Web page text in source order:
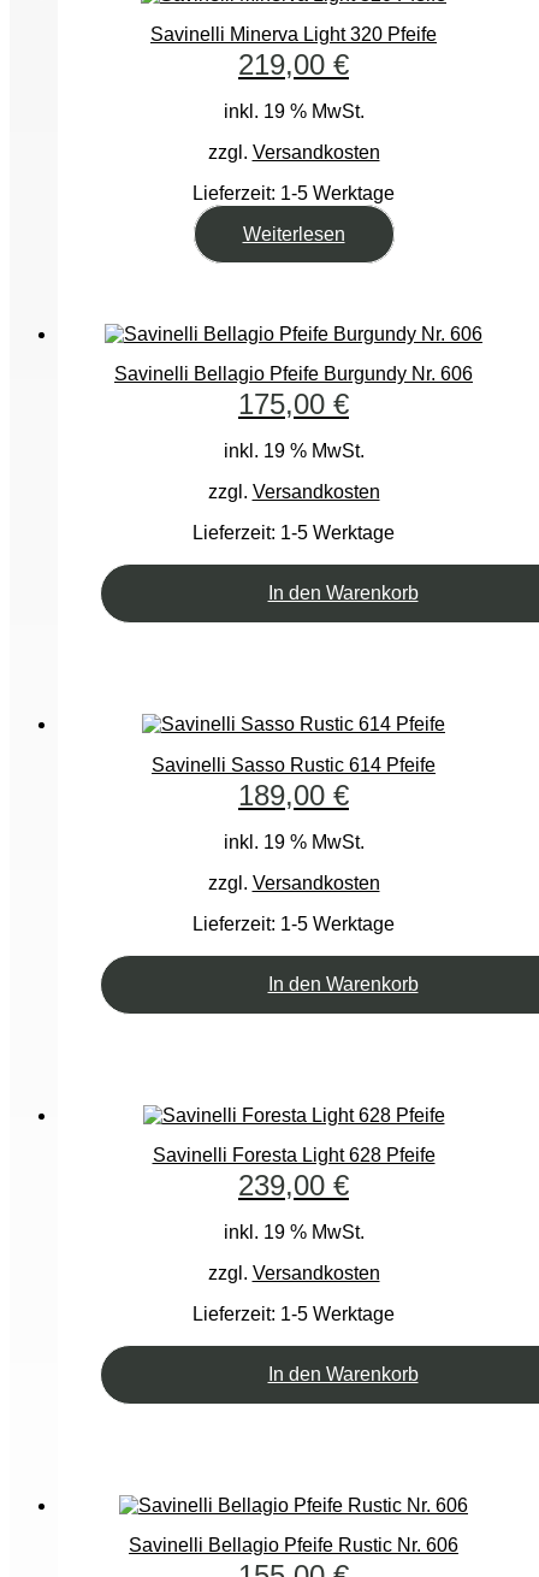
Savinelli Minerva Light 320 Pfeife
219,00 €
inkl. 19 % MwSt.
zzgl. Versandkosten
Lieferzeit: 1-5 Werktage
Weiterlesen
Savinelli Bellagio Pfeife Burgundy Nr. 606
175,00 €
inkl. 19 % MwSt.
zzgl. Versandkosten
Lieferzeit: 1-5 Werktage
In den Warenkorb
Savinelli Sasso Rustic 614 Pfeife
189,00 €
inkl. 19 % MwSt.
zzgl. Versandkosten
Lieferzeit: 1-5 Werktage
In den Warenkorb
Savinelli Foresta Light 628 Pfeife
239,00 €
inkl. 19 % MwSt.
zzgl. Versandkosten
Lieferzeit: 1-5 Werktage
In den Warenkorb
Savinelli Bellagio Pfeife Rustic Nr. 606